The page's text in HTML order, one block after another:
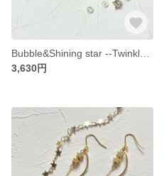
3,630円